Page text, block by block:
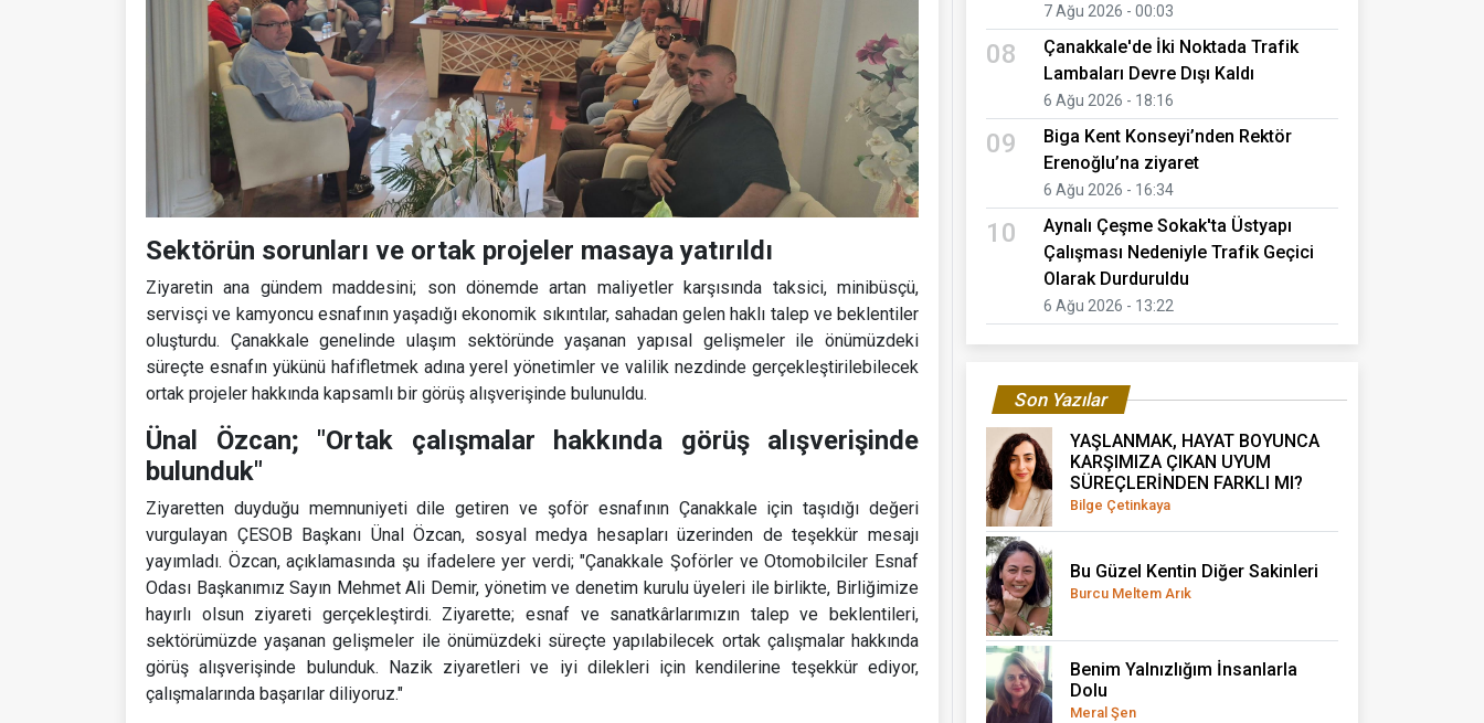
Sektörün sorunları ve ortak projeler masaya yatırıldı
Ziyaretin ana gündem maddesini; son dönemde artan maliyetler karşısında taksici, minibüsçü,
servisçi ve kamyoncu esnafının yaşadığı ekonomik sıkıntılar, sahadan gelen haklı talep ve beklentiler
oluşturdu. Çanakkale genelinde ulaşım sektöründe yaşanan yapısal gelişmeler ile önümüzdeki
süreçte esnafın yükünü hafifletmek adına yerel yönetimler ve valilik nezdinde gerçekleştirilebilecek
ortak projeler hakkında kapsamlı bir görüş alışverişinde bulunuldu.
Ünal Özcan; "Ortak çalışmalar hakkında görüş alışverişinde
bulunduk"
Ziyaretten duyduğu memnuniyeti dile getiren ve şoför esnafının Çanakkale için taşıdığı değeri
vurgulayan ÇESOB Başkanı Ünal Özcan, sosyal medya hesapları üzerinden de teşekkür mesajı
yayımladı. Özcan, açıklamasında şu ifadelere yer verdi; "Çanakkale Şoförler ve Otomobilciler Esnaf
Odası Başkanımız Sayın Mehmet Ali Demir, yönetim ve denetim kurulu üyeleri ile birlikte, Birliğimize
hayırlı olsun ziyareti gerçekleştirdi. Ziyarette; esnaf ve sanatkârlarımızın talep ve beklentileri,
sektörümüzde yaşanan gelişmeler ile önümüzdeki süreçte yapılabilecek ortak çalışmalar hakkında
görüş alışverişinde bulunduk. Nazik ziyaretleri ve iyi dilekleri için kendilerine teşekkür ediyor,
çalışmalarında başarılar diliyoruz."
7 Ağu 2026 - 00:03
08
Çanakkale'de İki Noktada Trafik
Lambaları Devre Dışı Kaldı
6 Ağu 2026 - 18:16
09
Biga Kent Konseyi’nden Rektör
Erenoğlu’na ziyaret
6 Ağu 2026 - 16:34
10
Aynalı Çeşme Sokak'ta Üstyapı
Çalışması Nedeniyle Trafik Geçici
Olarak Durduruldu
6 Ağu 2026 - 13:22
Son Yazılar
YAŞLANMAK, HAYAT BOYUNCA
KARŞIMIZA ÇIKAN UYUM
SÜREÇLERİNDEN FARKLI MI?
Bilge Çetinkaya
Bu Güzel Kentin Diğer Sakinleri
Burcu Meltem Arık
Benim Yalnızlığım İnsanlarla
Dolu
Meral Şen